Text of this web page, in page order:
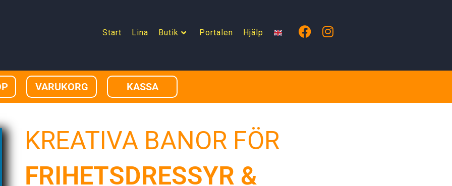
Start Lina Butik Portalen Hjälp
VARUKORG KASSA
KREATIVA BANOR FÖR
FRIHETSDRESSYR &